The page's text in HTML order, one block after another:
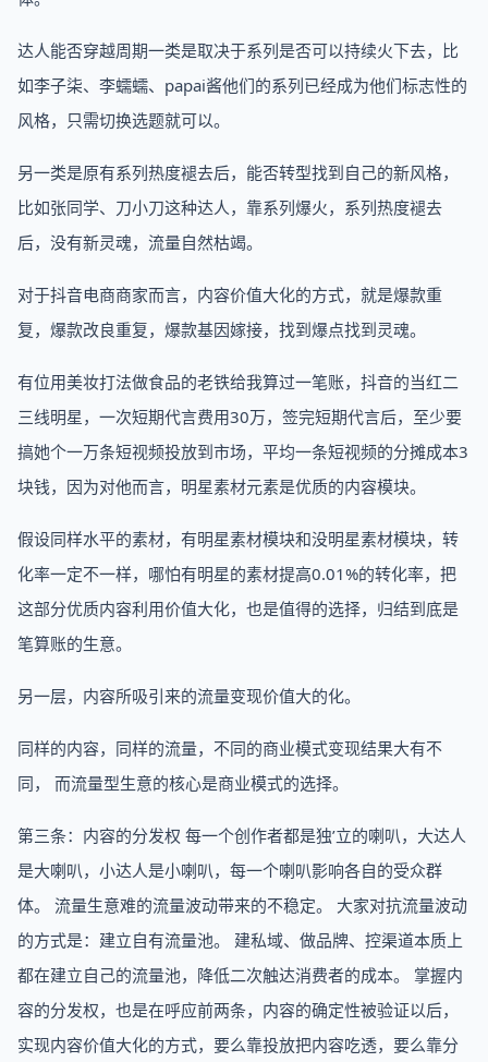
达人能否穿越周期一类是取决于系列是否可以持续火下去，比
如李子柒、李蠕蠕、papai酱他们的系列已经成为他们标志性的
风格，只需切换选题就可以。
另一类是原有系列热度褪去后，能否转型找到自己的新风格，
比如张同学、刀小刀这种达人，靠系列爆火，系列热度褪去
后，没有新灵魂，流量自然枯竭。
对于抖音电商商家而言，内容价值大化的方式，就是爆款重
复，爆款改良重复，爆款基因嫁接，找到爆点找到灵魂。
有位用美妆打法做食品的老铁给我算过一笔账，抖音的当红二
三线明星，一次短期代言费用30万，签完短期代言后，至少要
搞她个一万条短视频投放到市场，平均一条短视频的分摊成本3
块钱，因为对他而言，明星素材元素是优质的内容模块。
假设同样水平的素材，有明星素材模块和没明星素材模块，转
化率一定不一样，哪怕有明星的素材提高0.01%的转化率，把
这部分优质内容利用价值大化，也是值得的选择，归结到底是
笔算账的生意。
另一层，内容所吸引来的流量变现价值大的化。
同样的内容，同样的流量，不同的商业模式变现结果大有不
同， 而流量型生意的核心是商业模式的选择。
第三条：内容的分发权 每一个创作者都是独’立的喇叭，大达人
是大喇叭，小达人是小喇叭，每一个喇叭影响各自的受众群
体。 流量生意难的流量波动带来的不稳定。 大家对抗流量波动
的方式是：建立自有流量池。 建私域、做品牌、控渠道本质上
都在建立自己的流量池，降低二次触达消费者的成本。 掌握内
容的分发权，也是在呼应前两条，内容的确定性被验证以后，
实现内容价值大化的方式，要么靠投放把内容吃透，要么靠分